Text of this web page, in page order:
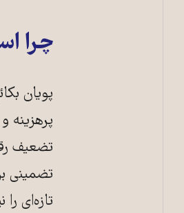
چرا
پویان
پرهزینه
تضعیف
تضمینی
تازه‌ای